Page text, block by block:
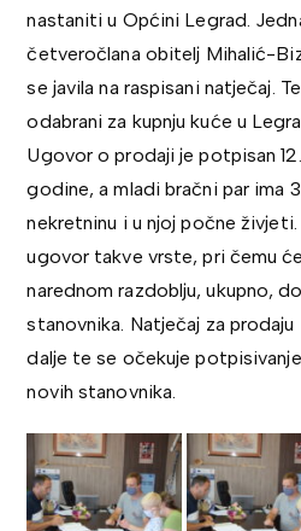
nastaniti u Općini Legrad.
četveročlana obitelj Mihalić-
se javila na raspisani natječaj.
odabrani za kupnju kuće u
Ugovor o prodaji je potpisan
godine, a mladi bračni par ima
nekretninu i u njoj počne
ugovor takve vrste, pri čemu
narednom razdoblju, ukupno,
stanovnika. Natječaj za
dalje te se očekuje
novih stanovnika.